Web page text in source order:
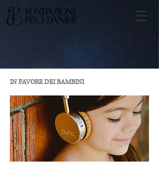
IN FAVORE DEI BAMBINI